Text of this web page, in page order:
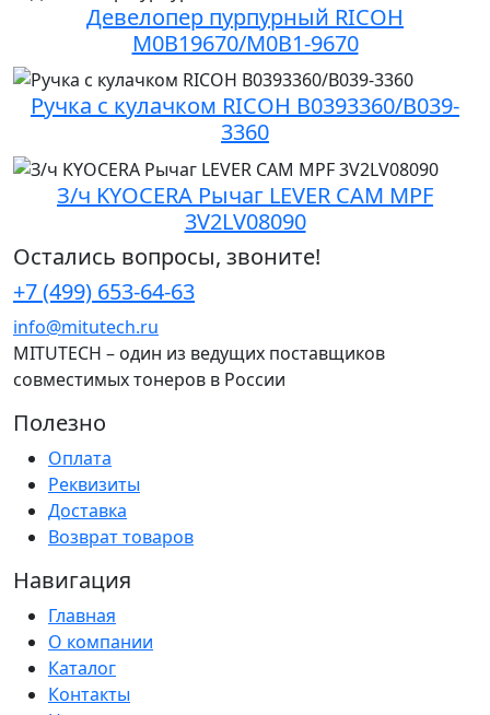
Девелопер пурпурный RICOH
M0B19670/M0B1-9670
Ручка с кулачком RICOH B0393360/B039-
3360
З/ч KYOCERA Рычаг LEVER CAM MPF
3V2LV08090
Остались вопросы, звоните!
+7 (499) 653-64-63
info@mitutech.ru
MITUTECH – один из ведущих поставщиков
совместимых тонеров в России
Полезно
Оплата
Реквизиты
Доставка
Возврат товаров
Навигация
Главная
О компании
Каталог
Контакты